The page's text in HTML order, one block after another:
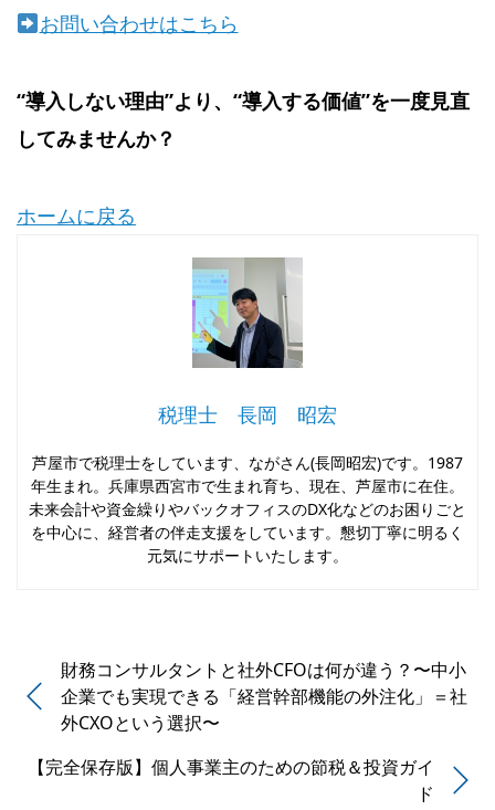
お問い合わせはこちら
“導入しない理由”より、“導入する価値”を一度見直
してみませんか？
ホームに戻る
税理士 長岡 昭宏
芦屋市で税理士をしています、ながさん(長岡昭宏)です。1987
年生まれ。兵庫県西宮市で生まれ育ち、現在、芦屋市に在住。
未来会計や資金繰りやバックオフィスのDX化などのお困りごと
を中心に、経営者の伴走支援をしています。懇切丁寧に明るく
元気にサポートいたします。
財務コンサルタントと社外CFOは何が違う？〜中小
企業でも実現できる「経営幹部機能の外注化」＝社
外CXOという選択〜
【完全保存版】個人事業主のための節税＆投資ガイ
ド